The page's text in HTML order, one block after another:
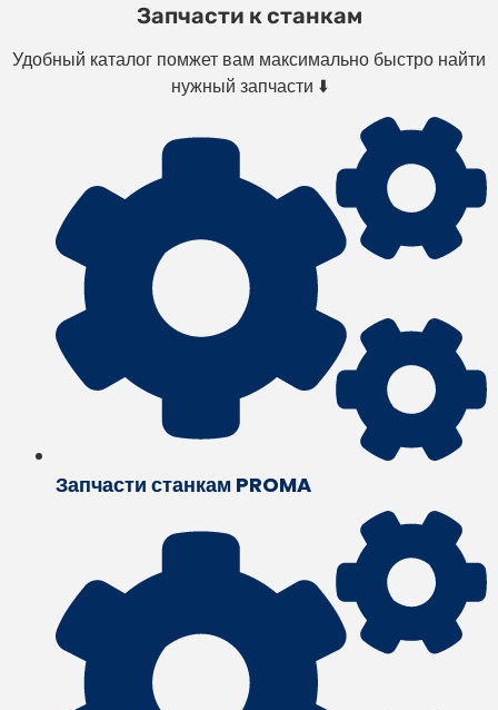
Запчасти к станкам
Удобный каталог помжет вам максимально быстро найти
нужный запчасти ⬇️
Запчасти станкам PROMA